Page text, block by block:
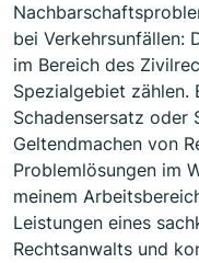
bei Verkehrsunfällen:
im Bereich des
Spezialgebiet zählen.
Schadensersatz oder
Geltendmachen von
Problemlösungen im
meinem
Leistungen eines
Rechtsanwalts und